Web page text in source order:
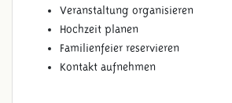
Veranstaltung organisieren
Hochzeit planen
Familienfeier reservieren
Kontakt aufnehmen